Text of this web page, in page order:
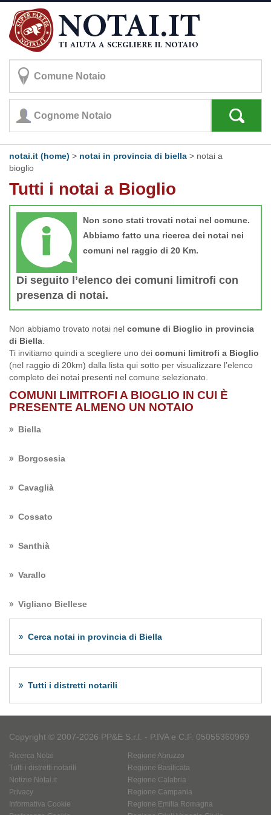
notai.it (home) > notai in provincia di biella > notai a
bioglio
Tutti i notai a Bioglio
Non sono stati trovati notai nel comune.
Abbiamo fatto una ricerca dei notai nei
comuni nel raggio di 20 Km.
Di seguito l’elenco dei comuni limitrofi con
presenza di notai.
Non abbiamo trovato notai nel comune di Bioglio in provincia
di Biella
Ti invitiamo quindi a scegliere uno dei comuni limitrofi a Bioglio
(nel raggio di 20km) dalla lista qui sotto per visualizzare l’elenco
completo dei notai presenti nel comune selezionato.
COMUNI LIMITROFI A BIOGLIO IN CUI È
PRESENTE ALMENO UN NOTAIO
Biella
Borgosesia
Cavaglià
Cossato
Santhià
Varallo
Vigliano Biellese
Cerca notai in provincia di Biella
Tutti i distretti notarili
Copyright © 2007-2026 PP&E S.r.l. - P.IVA e C.F. 05055360969
Ricerca Notai
Tutti i distretti notarili
Notizie Notai.it
Privacy
Informativa Cookie
Regione Abruzzo
Regione Basilicata
Regione Calabria
Regione Campania
Regione Emilia Romagna